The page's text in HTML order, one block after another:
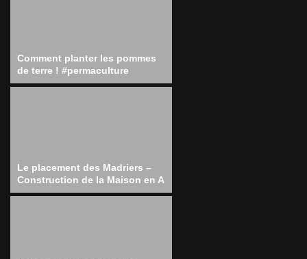
Comment planter les pommes
de terre ! #permaculture
Le placement des Madriers –
Construction de la Maison en A